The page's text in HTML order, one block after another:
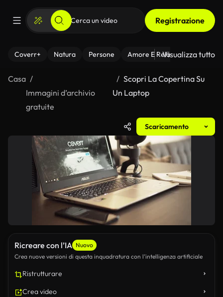
Registrazione
Coverr+ Natura Persone Amore E Relazioni Il
Visualizza tutto
Casa
Immagini d’archivio
gratuite
Scopri La Copertina Su
Un Laptop
Scaricamento
Ricreare con l’IA Nuovo
Crea nuove versioni di questa inquadratura con l’intelligenza artificiale
Ristrutturare
Crea video